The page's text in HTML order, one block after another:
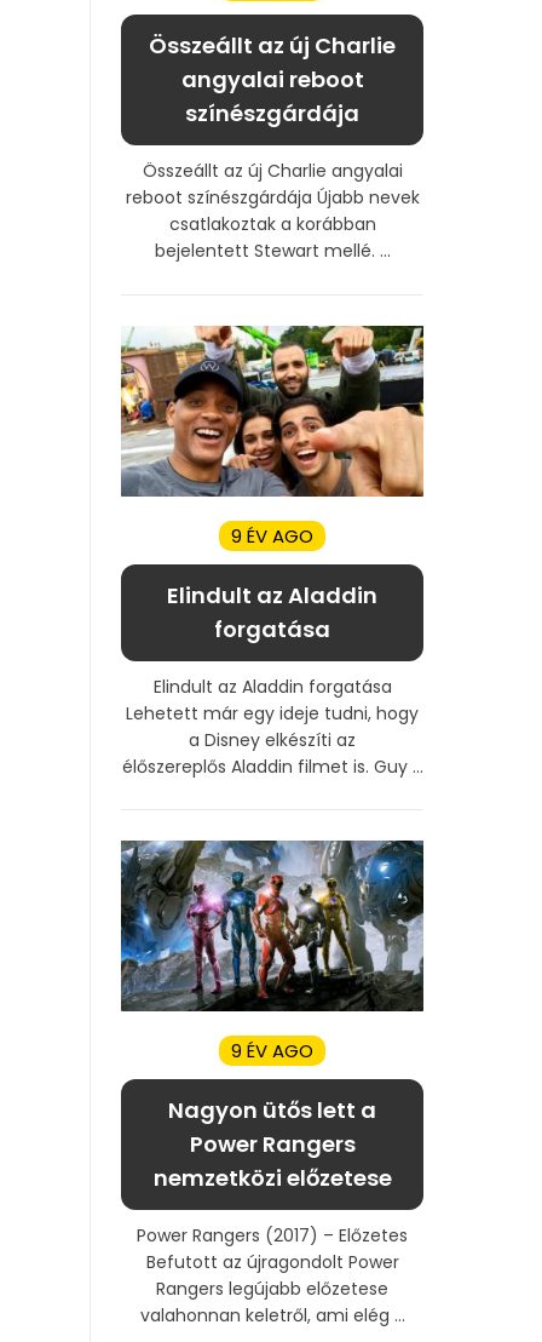
Összeállt az új Charlie
angyalai reboot
színészgárdája
Összeállt az új Charlie angyalai
reboot színészgárdája Újabb nevek
csatlakoztak a korábban
bejelentett Stewart mellé. ...
9 ÉV AGO
Elindult az Aladdin
forgatása
Elindult az Aladdin forgatása
Lehetett már egy ideje tudni, hogy
a Disney elkészíti az
élőszereplős Aladdin filmet is. Guy ...
9 ÉV AGO
Nagyon ütős lett a
Power Rangers
nemzetközi előzetese
Power Rangers (2017) – Előzetes
Befutott az újragondolt Power
Rangers legújabb előzetese
valahonnan keletről, ami elég ...